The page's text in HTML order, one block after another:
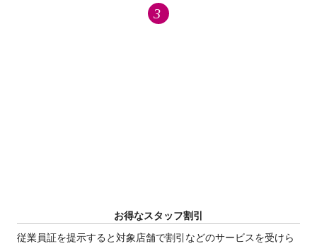
お得なスタッフ割引
従業員証を提示すると対象店舗で割引などのサービスを受けら